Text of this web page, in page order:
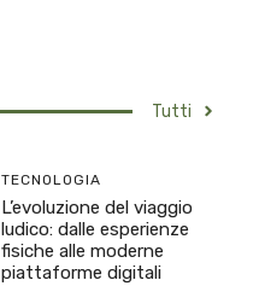
Tutti
TECNOLOGIA
L’evoluzione del viaggio
ludico: dalle esperienze
fisiche alle moderne
piattaforme digitali